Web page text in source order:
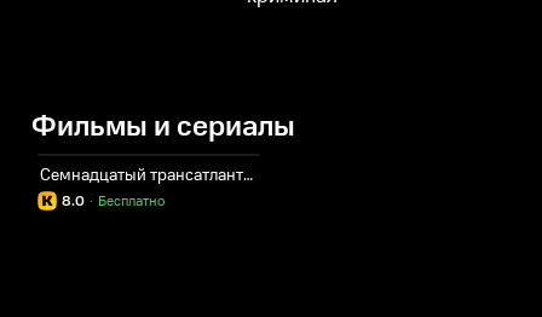
Фильмы и сериалы
Семнадцатый трансатлантический
8.0 Бесплатно
·